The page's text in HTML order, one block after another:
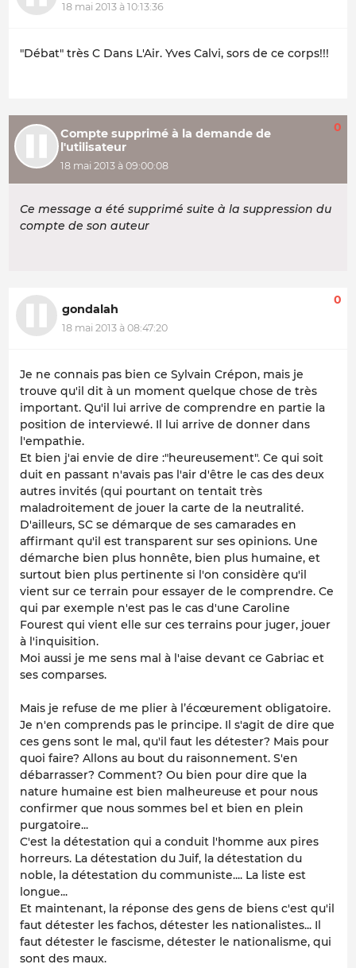
18 mai 2013 à 10:13:36
"Débat" très C Dans L'Air. Yves Calvi, sors de ce corps!!!
Compte supprimé à la demande de
l'utilisateur
18 mai 2013 à 09:00:08
0
Ce message a été supprimé suite à la suppression du
compte de son auteur
gondalah
18 mai 2013 à 08:47:20
0
Je ne connais pas bien ce Sylvain Crépon, mais je
trouve qu'il dit à un moment quelque chose de très
important. Qu'il lui arrive de comprendre en partie la
position de interviewé. Il lui arrive de donner dans
l'empathie.
Et bien j'ai envie de dire :"heureusement". Ce qui soit
duit en passant n'avais pas l'air d'être le cas des deux
autres invités (qui pourtant on tentait très
maladroitement de jouer la carte de la neutralité.
D'ailleurs, SC se démarque de ses camarades en
affirmant qu'il est transparent sur ses opinions. Une
démarche bien plus honnête, bien plus humaine, et
surtout bien plus pertinente si l'on considère qu'il
vient sur ce terrain pour essayer de le comprendre. Ce
qui par exemple n'est pas le cas d'une Caroline
Fourest qui vient elle sur ces terrains pour juger, jouer
à l'inquisition.
Moi aussi je me sens mal à l'aise devant ce Gabriac et
ses comparses.
Mais je refuse de me plier à l’écœurement obligatoire.
Je n'en comprends pas le principe. Il s'agit de dire que
ces gens sont le mal, qu'il faut les détester? Mais pour
quoi faire? Allons au bout du raisonnement. S'en
débarrasser? Comment? Ou bien pour dire que la
nature humaine est bien malheureuse et pour nous
confirmer que nous sommes bel et bien en plein
purgatoire...
C'est la détestation qui a conduit l'homme aux pires
horreurs. La détestation du Juif, la détestation du
noble, la détestation du communiste.... La liste est
longue...
Et maintenant, la réponse des gens de biens c'est qu'il
faut détester les fachos, détester les nationalistes... Il
faut détester le fascisme, détester le nationalisme, qui
sont des maux.